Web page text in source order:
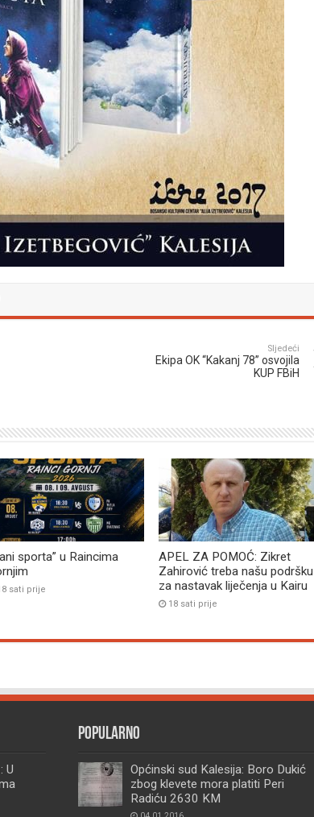
Sljedeći
Ekipa OK “Kakanj 78” osvojila
KUP FBiH
sporta” u Raincima
sati prije
APEL ZA POMOĆ: Zikret
Zahirović treba našu podršku
za nastavak liječenja u Kairu
18 sati prije
U
Popularno
Općinski sud Kalesija: Boro Dukić
zbog klevete mora platiti Peri
Radiću 2630 KM